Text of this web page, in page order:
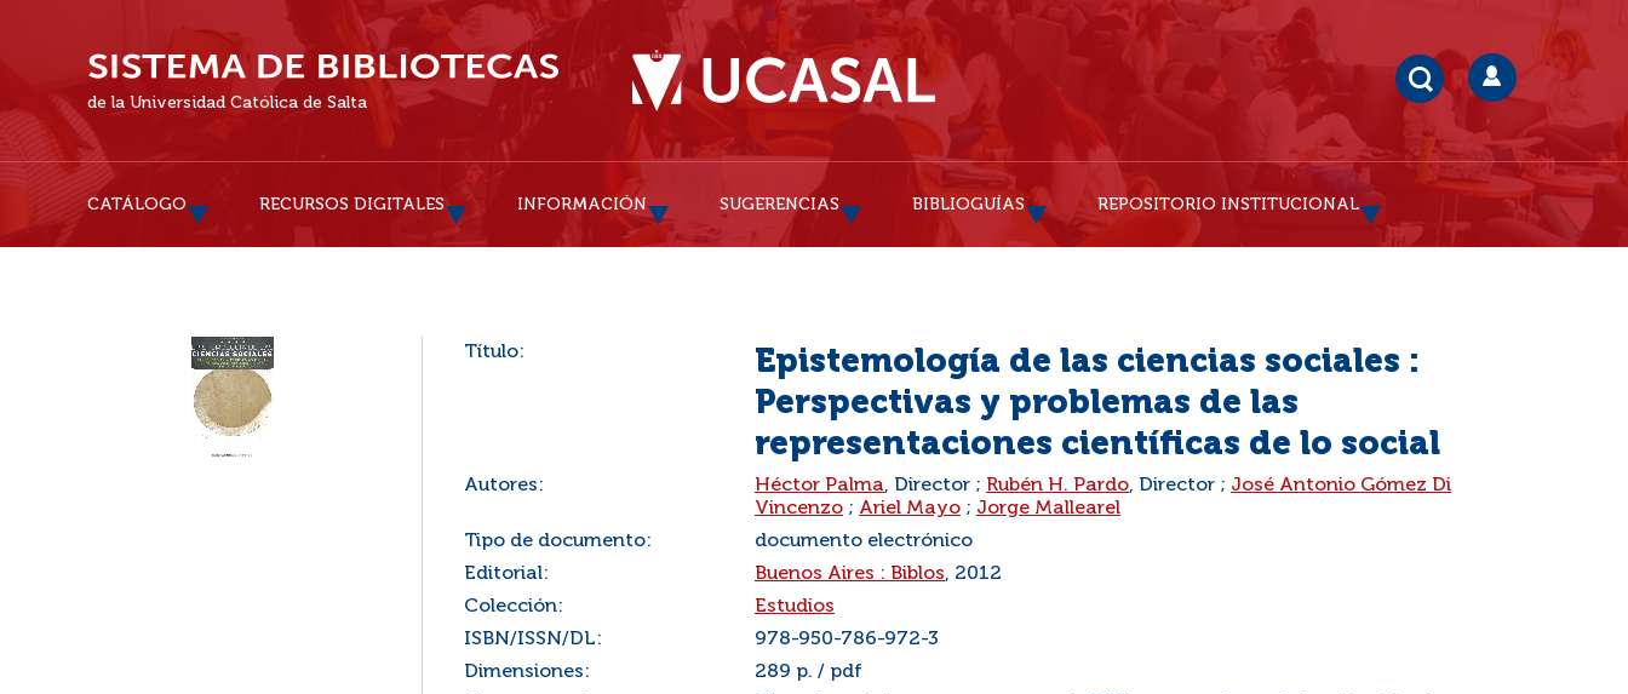
de la Universidad Católica de Salta
CATÁLOGO RECURSOS DIGITALES INFORMACIÓN SUGERENCIAS BIBLIOGUÍAS REPOSITORIO INSTITUCIONAL
Título:
Epistemología de las ciencias sociales :
Perspectivas y problemas de las
representaciones científicas de lo social
Autores: Héctor Palma, Director ; Rubén H. Pardo, Director ; José Antonio Gómez Di
Vincenzo ; Ariel Mayo ; Jorge Mallearel
Tipo de documento:
documento electrónico
Editorial:
Buenos Aires : Biblos, 2012
Colección:
Estudios
ISBN/ISSN/DL:
978-950-786-972-3
Dimensiones:
289 p. / pdf